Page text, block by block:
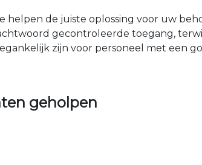
helpen de juiste oplossing voor uw
gecontroleerde toegang,
zijn voor personeel met een
geholpen